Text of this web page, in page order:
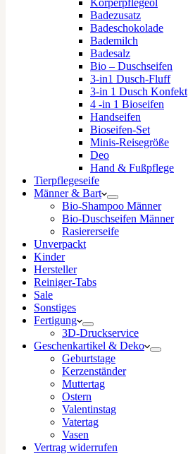
Körperpflegeöl
Badezusatz
Badeschokolade
Bademilch
Badesalz
Bio – Duschseifen
3-in1 Dusch-Fluff
3-in 1 Dusch Konfekt
4 -in 1 Bioseifen
Handseifen
Bioseifen-Set
Minis-Reisegröße
Deo
Hand & Fußpflege
Tierpflegeseife
Männer & Bart
Bio-Shampoo Männer
Bio-Duschseifen Männer
Rasiererseife
Unverpackt
Kinder
Hersteller
Reiniger-Tabs
Sale
Sonstiges
Fertigung
3D-Druckservice
Geschenkartikel & Deko
Geburtstage
Kerzenständer
Muttertag
Ostern
Valentinstag
Vatertag
Vasen
Vertrag widerrufen